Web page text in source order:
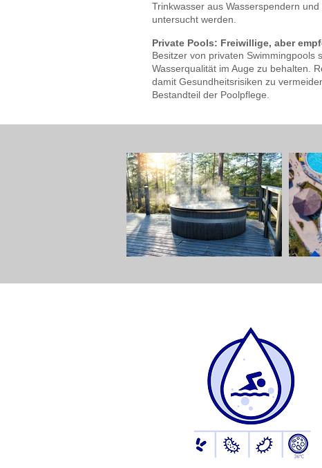
Trinkwasser aus Wasserspendern
untersucht werden.
Private Pools: Freiwillige, aber
Besitzer von privaten Swimmingpools
Wasserqualität im Auge zu behalten.
damit Gesundheitsrisiken zu
Bestandteil der Poolpflege.
Services